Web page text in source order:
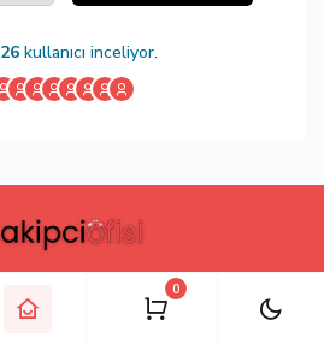
0
26kullanıcı inceliyor.